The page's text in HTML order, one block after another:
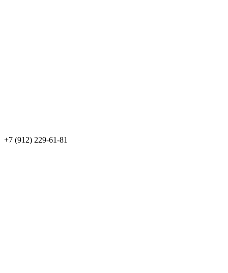
+7 (912) 229-61-81